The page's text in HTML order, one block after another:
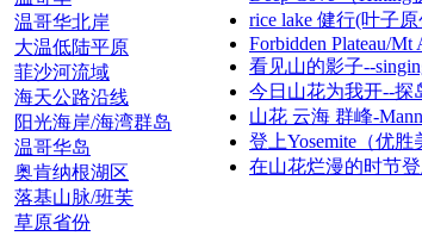
温哥华北岸
大温低陆平原
菲沙河流域
海天公路沿线
阳光海岸/海湾群岛
温哥华岛
奥肯纳根湖区
落基山脉/班芙
草原省份
rice lake 健行(叶子
Forbidden Plateau/Mt
看见山的影子--
今日山花为我开--探
山花 云海 群峰-
登上Yosemite（优
在山花烂漫的时节登